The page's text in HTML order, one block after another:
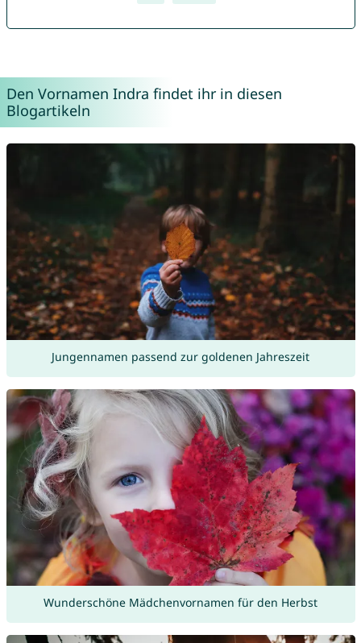
Den Vornamen Indra findet ihr in diesen
Blogartikeln
Jungennamen passend zur goldenen Jahreszeit
Wunderschöne Mädchenvornamen für den Herbst